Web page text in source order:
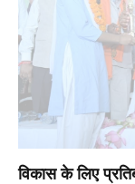
विकास के लिए